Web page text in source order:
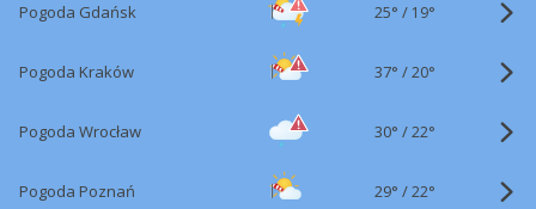
Pogoda Gdańsk 25° / 19°
Pogoda Kraków 37° /20°
Pogoda Wrocław 30° /22°
Pogoda Poznań 29° /22°